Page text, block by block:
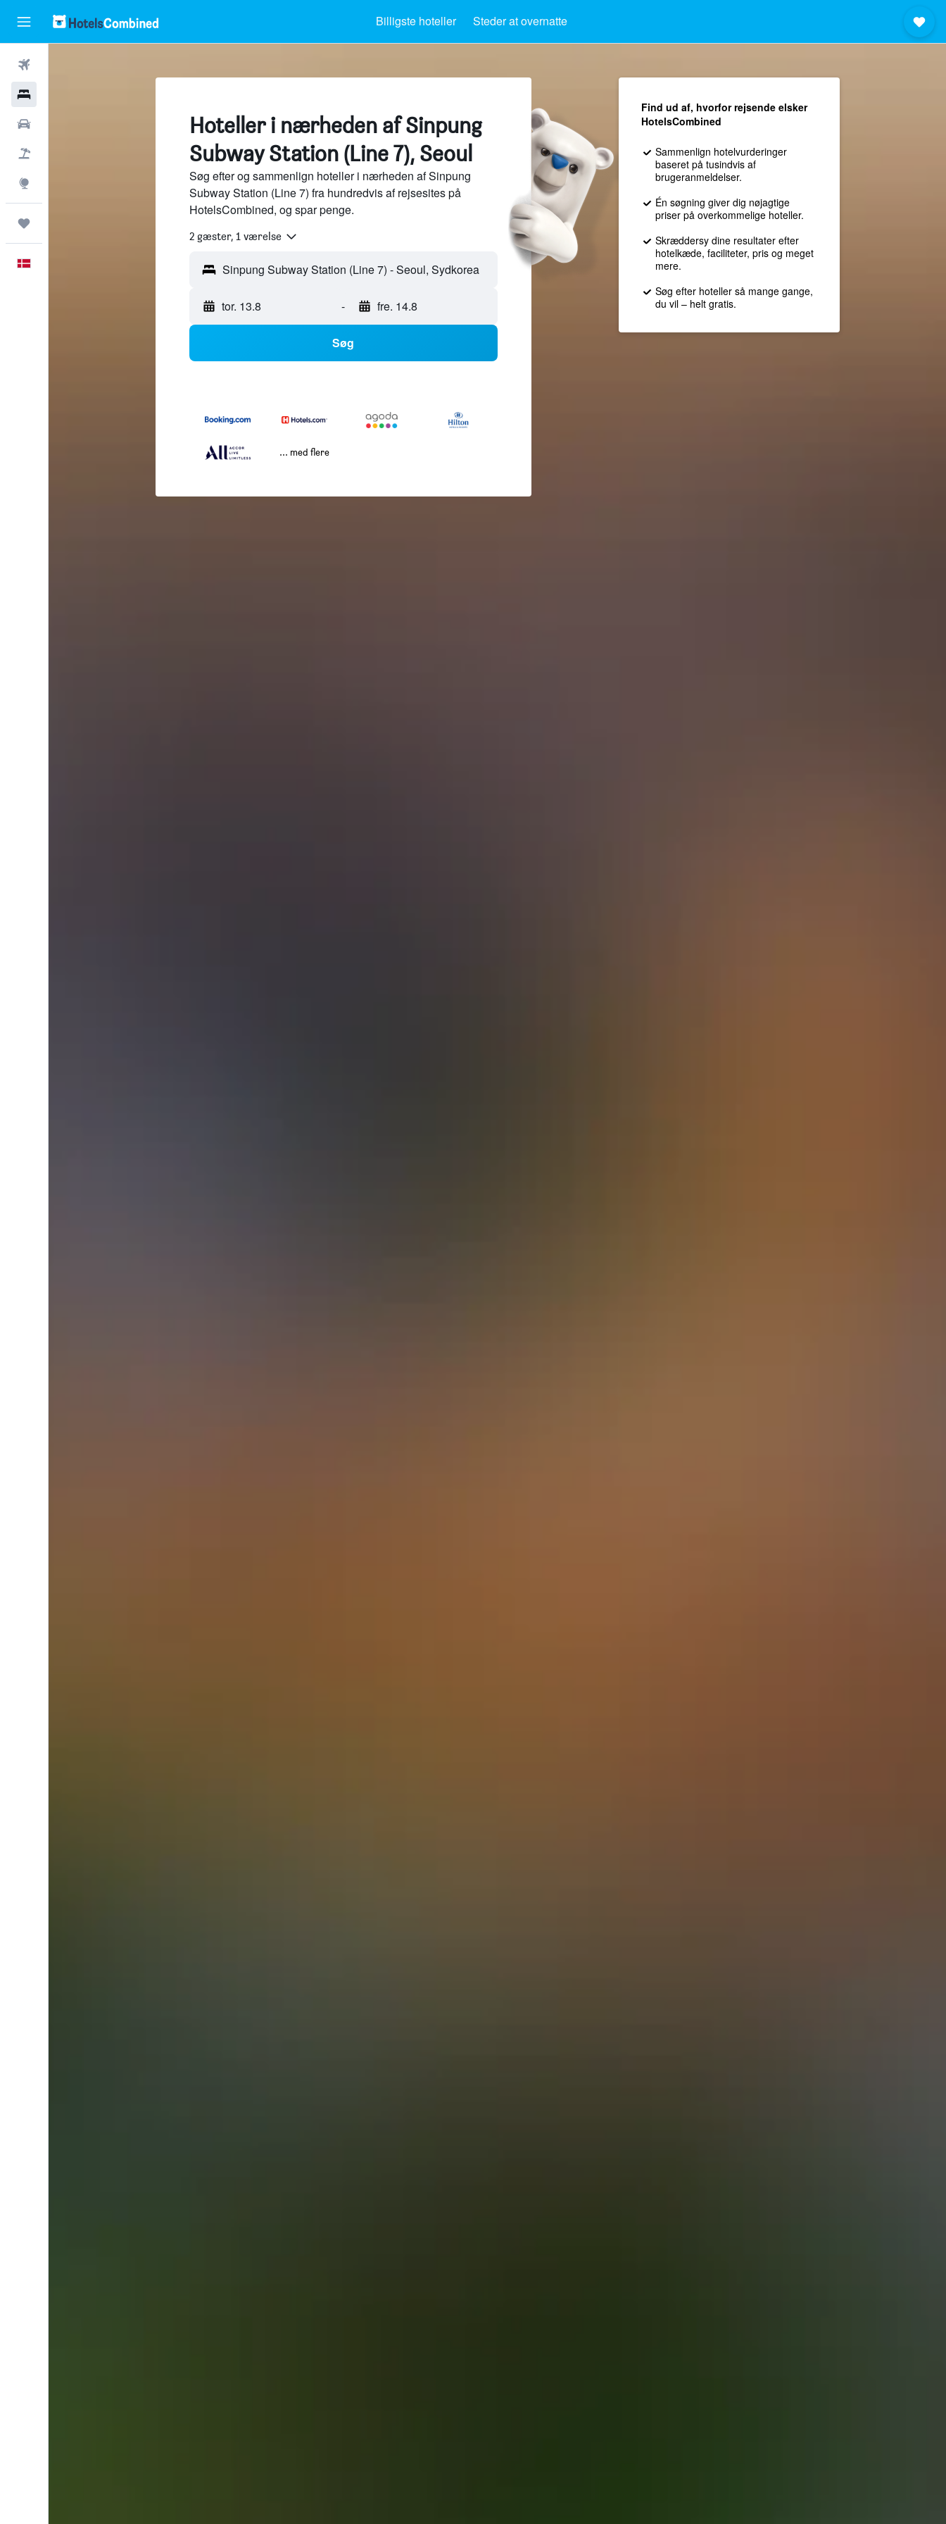
Billigste hoteller Steder at overnatte
Hoteller i nærheden af Sinpung
Subway Station (Line 7), Seoul
Søg efter og sammenlign hoteller i nærheden af Sinpung
Subway Station (Line 7) fra hundredvis af rejsesites på
HotelsCombined, og spar penge.
2 gæster, 1 værelse
tor. 13.8 - fre. 14.8
Søg
... med flere
Find ud af, hvorfor rejsende elsker
HotelsCombined
Sammenlign hotelvurderinger
baseret på tusindvis af
brugeranmeldelser.
Én søgning giver dig nøjagtige
priser på overkommelige hoteller.
Skræddersy dine resultater efter
hotelkæde, faciliteter, pris og meget
mere.
Søg efter hoteller så mange gange,
du vil – helt gratis.